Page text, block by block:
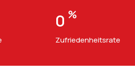
0 %
Zufriedenheitsrate